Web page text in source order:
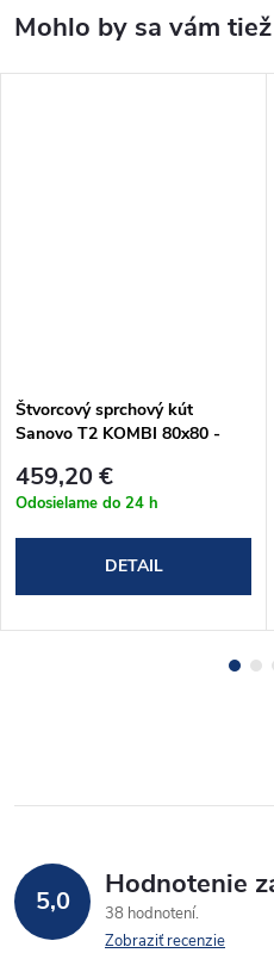
Štvorcový sprchový kút
Sanovo T2 KOMBI 80x80 -
(T2K_8080C)
459,20 €
Odosielame do 24 h
DETAIL
5,0 Hodnotenie
38 hodnotení
Zobraziť recenzie